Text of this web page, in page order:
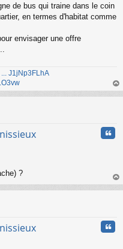
de bus qui traine dans le coin
en termes d'habitat comme
envisager une offre
J1jNp3FLhA
au
?
au